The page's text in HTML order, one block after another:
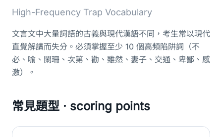
High-Frequency Trap Vocabulary
文言文中大量詞語的古義與現代漢語不同，考生常以現代
直覺解讀而失分。必須掌握至少 10 個高頻陷阱詞（不
必、喻、闌珊、次第、勸、雖然、妻子、交通、卑鄙、感
激）。
常見題型 · scoring points